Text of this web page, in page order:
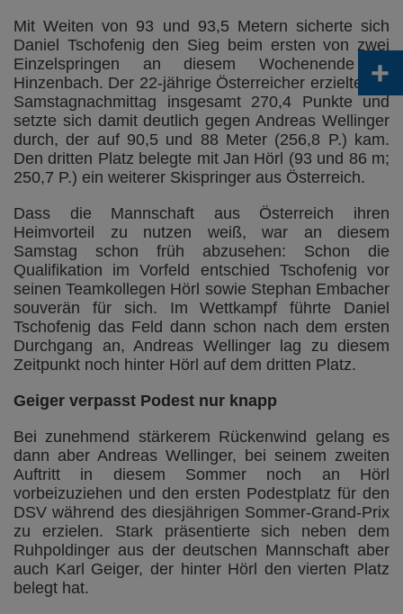
Mit Weiten von 93 und 93,5 Metern sicherte sich
Daniel Tschofenig den Sieg beim ersten von zwei
Einzelspringen an diesem Wochenende in
Hinzenbach. Der 22-jährige Österreicher erzielte am
Samstagnachmittag insgesamt 270,4 Punkte und
setzte sich damit deutlich gegen Andreas Wellinger
durch, der auf 90,5 und 88 Meter (256,8 P.) kam.
Den dritten Platz belegte mit Jan Hörl (93 und 86 m;
250,7 P.) ein weiterer Skispringer aus Österreich.
Dass die Mannschaft aus Österreich ihren
Heimvorteil zu nutzen weiß, war an diesem
Samstag schon früh abzusehen: Schon die
Qualifikation im Vorfeld entschied Tschofenig vor
seinen Teamkollegen Hörl sowie Stephan Embacher
souverän für sich. Im Wettkampf führte Daniel
Tschofenig das Feld dann schon nach dem ersten
Durchgang an, Andreas Wellinger lag zu diesem
Zeitpunkt noch hinter Hörl auf dem dritten Platz.
Geiger verpasst Podest nur knapp
Bei zunehmend stärkerem Rückenwind gelang es
dann aber Andreas Wellinger, bei seinem zweiten
Auftritt in diesem Sommer noch an Hörl
vorbeizuziehen und den ersten Podestplatz für den
DSV während des diesjährigen Sommer-Grand-Prix
zu erzielen. Stark präsentierte sich neben dem
Ruhpoldinger aus der deutschen Mannschaft aber
auch Karl Geiger, der hinter Hörl den vierten Platz
belegt hat.
+